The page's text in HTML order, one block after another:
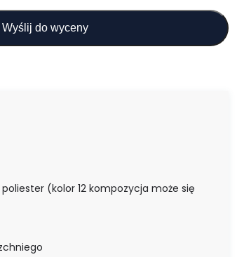
Wyślij do wyceny
poliester (kolor 12 kompozycja może się